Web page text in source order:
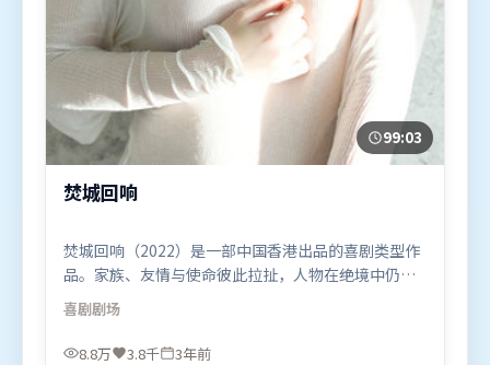
99:03
焚城回响
焚城回响（2022）是一部中国香港出品的喜剧类型作
品。家族、友情与使命彼此拉扯，人物在绝境中仍试
图守住心中微光。叙事线索多线并进，最终在关键节
点收束。由管虎执导，朱一龙、河正宇、弗洛伦丝·
皮尤，吴京等联袂出演。影片于2022年10月18日（中
喜剧剧场
8.8万 3.8千 3年前